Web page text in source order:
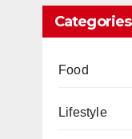
Categories
Food
Lifestyle